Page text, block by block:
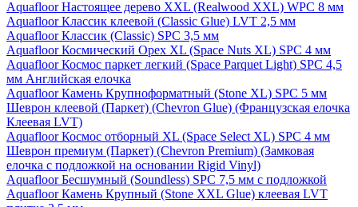
Aquafloor Настоящее дерево XXL (Realwood XXL) WPC 8 мм
Aquafloor Классик клеевой (Classic Glue) LVT 2,5 мм
Aquafloor Классик (Classic) SPC 3,5 мм
Aquafloor Космический Орех XL (Space Nuts XL) SPC 4 мм
Aquafloor Космос паркет легкий (Space Parquet Light) SPC 4,5
мм Английская елочка
Aquafloor Камень Крупноформатный (Stone XL) SPC 5 мм
Шеврон клеевой (Паркет) (Chevron Glue) (Французская елочка
Клеевая LVT)
Aquafloor Космос отборный XL (Space Select XL) SPC 4 мм
Шеврон премиум (Паркет) (Chevron Premium) (Замковая
елочка с подложкой на основании Rigid Vinyl)
Aquafloor Бесшумный (Soundless) SPC 7,5 мм с подложкой
Aquafloor Камень Крупный (Stone XXL Glue) клеевая LVT